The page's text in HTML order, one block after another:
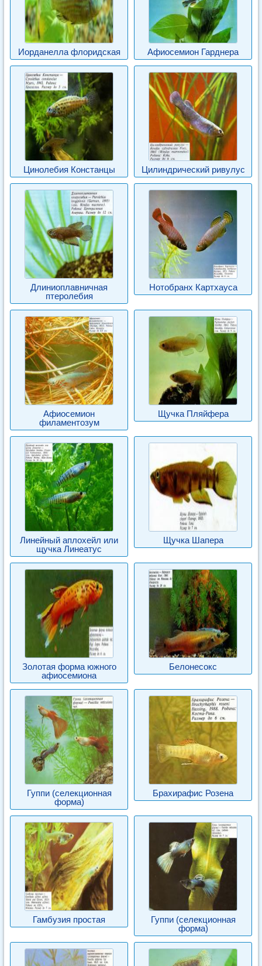
Иорданелла флоридская Афиосемион Гарднера
Цинолебия Констанцы Цилиндрический ривулус
Длиниоплавничная
птеролебия
Нотобранх Картхауса
Афиосемион
филаментозум
Щучка Пляйфера
Линейный аплохейл или
щучка Линеатус
Щучка Шапера
Золотая форма южного
афиосемиона
Белонесокс
Гуппи (селекционная
форма)
Брахирафис Розена
Гамбузия простая
Гуппи (селекционная
форма)